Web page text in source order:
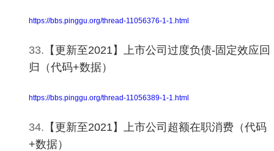
https://bbs.pinggu.org/thread-11056376-1-1.html
33. 【更新至2021】上市公司过度负债-固定效应回
归（代码+数据）
https://bbs.pinggu.org/thread-11056389-1-1.html
34. 【更新至2021】上市公司超额在职消费（代码
+数据）